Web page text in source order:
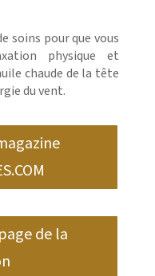
soins pour que vous
physique et
chaude de la tête
du vent.
de la